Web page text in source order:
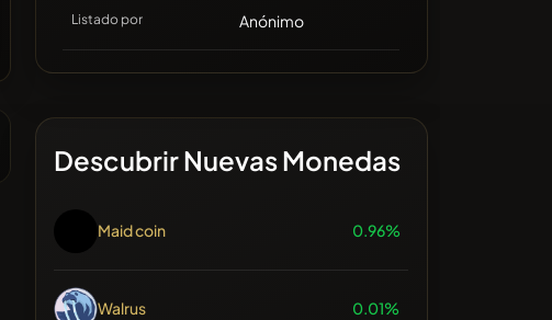
Listado por Anónimo
Descubrir Nuevas Monedas
Maid coin 0.96%
Walrus 0.01%